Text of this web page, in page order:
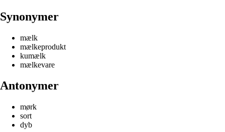
Synonymer
mælk
mælkeprodukt
kumælk
mælkevare
Antonymer
mørk
sort
dyb